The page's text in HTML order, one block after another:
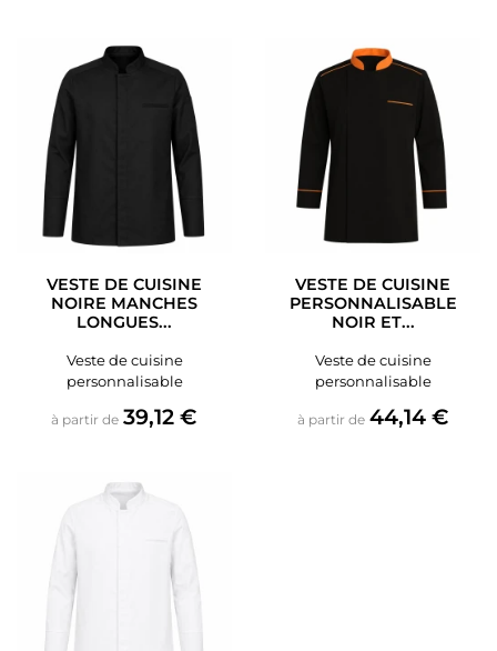
VESTE DE CUISINE
NOIRE MANCHES
LONGUES...
Veste de cuisine
personnalisable
à partir de Prix
39,12 €
VESTE DE CUISINE
PERSONNALISABLE
NOIR ET...
Veste de cuisine
personnalisable
à partir de Prix
44,14 €